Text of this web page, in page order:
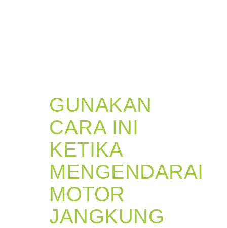
GUNAKAN
CARA INI
KETIKA
MENGENDARAI
MOTOR
JANGKUNG